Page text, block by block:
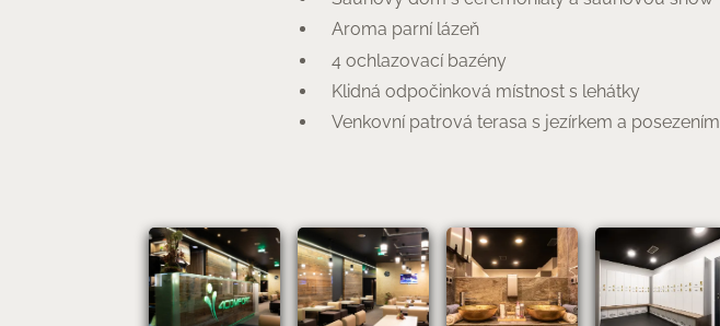
Aroma parní lázeň
4 ochlazovací bazény
Klidná odpočinková místnost s lehátky
Venkovní patrová terasa s jezírkem a posezením